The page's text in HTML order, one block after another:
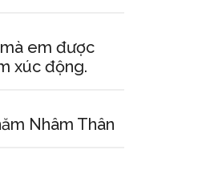
em được
xúc động.
Nhâm Thân